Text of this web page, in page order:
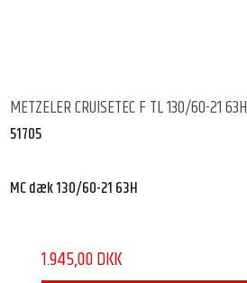
METZELER CRUISETEC F TL 130/60-21 63H
51705
MC dæk 130/60-21 63H
1.945,00 DKK